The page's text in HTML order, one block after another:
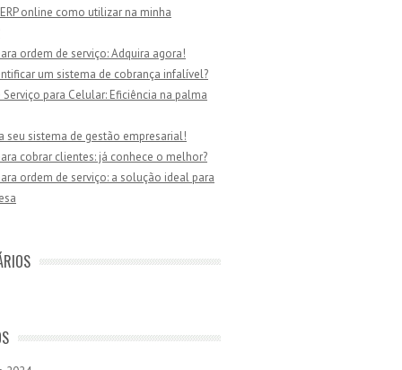
online como utilizar na minha
ordem de serviço: Adquira agora!
um sistema de cobrança infalível?
Serviço para Celular: Eficiência na palma
seu sistema de gestão empresarial!
cobrar clientes: já conhece o melhor?
ordem de serviço: a solução ideal para